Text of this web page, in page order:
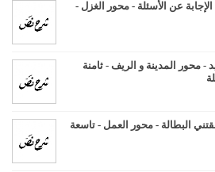
عن الأسئلة - محور الغزل -
المدينة و الريف - ثامنة
البطالة - محور العمل - تاسعة